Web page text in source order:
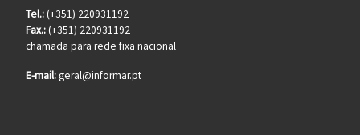
Tel.:(+351) 220931192
Fax.:(+351) 220931192
chamada para rede fixa nacional
E-mail:geral@informar.pt